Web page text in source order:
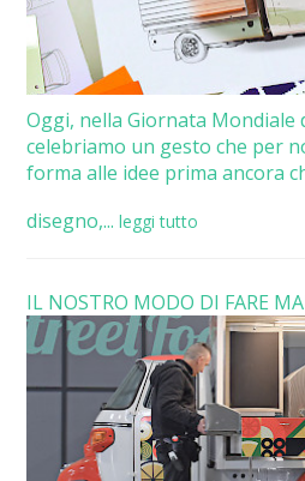
Oggi, nella Giornata Mondiale
celebriamo un gesto che per
forma alle idee prima ancora
disegno,... leggi tutto
IL NOSTRO MODO DI FARE